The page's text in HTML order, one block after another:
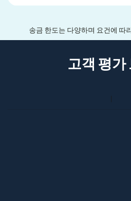
송금 한도는 다양하며 요건에 따
고객 평가